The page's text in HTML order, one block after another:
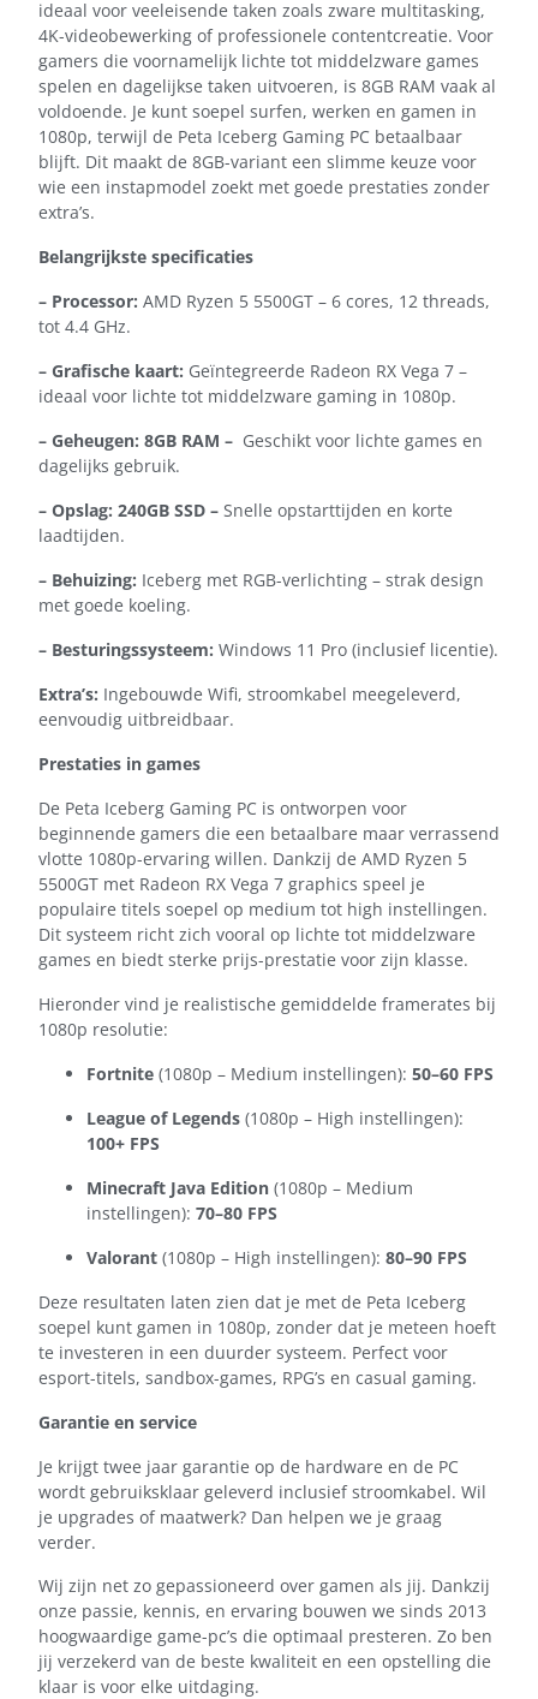
ideaal voor veeleisende taken zoals zware multitasking,
4K-videobewerking of professionele contentcreatie. Voor
gamers die voornamelijk lichte tot middelzware games
spelen en dagelijkse taken uitvoeren, is 8GB RAM vaak al
voldoende. Je kunt soepel surfen, werken en gamen in
1080p, terwijl de Peta Iceberg Gaming PC betaalbaar
blijft. Dit maakt de 8GB-variant een slimme keuze voor
wie een instapmodel zoekt met goede prestaties zonder
extra’s.
Belangrijkste specificaties
– Processor: AMD Ryzen 5 5500GT – 6 cores, 12 threads,
tot 4.4 GHz.
– Grafische kaart: Geïntegreerde Radeon RX Vega 7 –
ideaal voor lichte tot middelzware gaming in 1080p.
– Geheugen: 8GB RAM – Geschikt voor lichte games en
dagelijks gebruik.
– Opslag: 240GB SSD – Snelle opstarttijden en korte
laadtijden.
– Behuizing: Iceberg met RGB-verlichting – strak design
met goede koeling.
– Besturingssysteem: Windows 11 Pro (inclusief licentie).
Extra’s: Ingebouwde Wifi, stroomkabel meegeleverd,
eenvoudig uitbreidbaar.
Prestaties in games
De Peta Iceberg Gaming PC is ontworpen voor
beginnende gamers die een betaalbare maar verrassend
vlotte 1080p-ervaring willen. Dankzij de AMD Ryzen 5
5500GT met Radeon RX Vega 7 graphics speel je
populaire titels soepel op medium tot high instellingen.
Dit systeem richt zich vooral op lichte tot middelzware
games en biedt sterke prijs-prestatie voor zijn klasse.
Hieronder vind je realistische gemiddelde framerates bij
1080p resolutie:
Fortnite (1080p – Medium instellingen): 50–60 FPS
League of Legends (1080p – High instellingen):
100+ FPS
Minecraft Java Edition (1080p – Medium
instellingen): 70–80 FPS
Valorant (1080p – High instellingen): 80–90 FPS
Deze resultaten laten zien dat je met de Peta Iceberg
soepel kunt gamen in 1080p, zonder dat je meteen hoeft
te investeren in een duurder systeem. Perfect voor
esport-titels, sandbox-games, RPG’s en casual gaming.
Garantie en service
Je krijgt twee jaar garantie op de hardware en de PC
wordt gebruiksklaar geleverd inclusief stroomkabel. Wil
je upgrades of maatwerk? Dan helpen we je graag
verder.
Wij zijn net zo gepassioneerd over gamen als jij. Dankzij
onze passie, kennis, en ervaring bouwen we sinds 2013
hoogwaardige game-pc’s die optimaal presteren. Zo ben
jij verzekerd van de beste kwaliteit en een opstelling die
klaar is voor elke uitdaging.